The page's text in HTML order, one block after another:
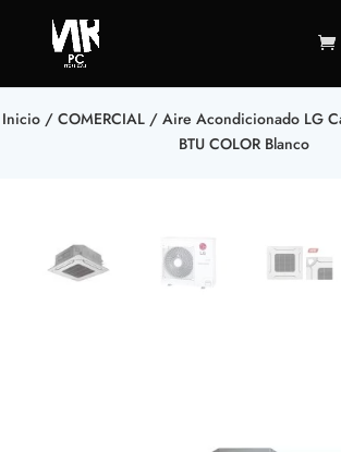
Inicio / COMERCIAL / Aire Acondicionado LG
BTU COLOR Blanco